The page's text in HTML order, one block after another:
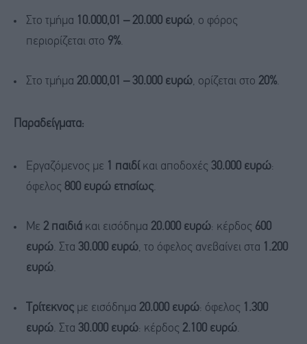
Στο τμήμα 10.000,01 – 20.000 ευρώ, ο φόρος
περιορίζεται στο 9%.
Στο τμήμα 20.000,01 – 30.000 ευρώ, ορίζεται στο 20%.
Παραδείγματα:
Εργαζόμενος με 1 παιδίκαι αποδοχές 30.000 ευρώ:
όφελος 800 ευρώ ετησίως.
Με 2 παιδιά και εισόδημα 20.000 ευρώ: κέρδος 600
ευρώ. Στα 30.000 ευρώ, το όφελος ανεβαίνει στα
1.200
ευρώ.
Τρίτεκνος με εισόδημα 20.000 ευρώ: όφελος
1.300
ευρώ. Στα 30.000 ευρώ: κέρδος 2.100 ευρώ.